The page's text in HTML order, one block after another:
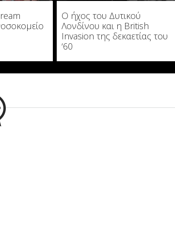
Ο ήχος του Δυτικού
Λονδίνου και η British
Invasion της δεκαετίας του
‘60